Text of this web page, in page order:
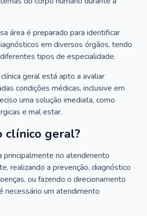
área é preparado para identificar
em diversos órgãos, tendo
tipos de especialidade.
geral está apto a avaliar
condições médicas, inclusive em
uma solução imediata, como
e mal estar.
clínico geral?
principalmente no atendimento
realizando a prevenção, diagnóstico
ou fazendo o direcionamento
necessário um atendimento